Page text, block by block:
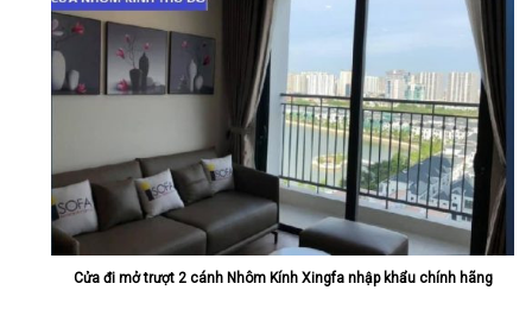
Cửa đi mở trượt 2 cánh Nhôm Kính Xingfa nhập khẩu chính hãng